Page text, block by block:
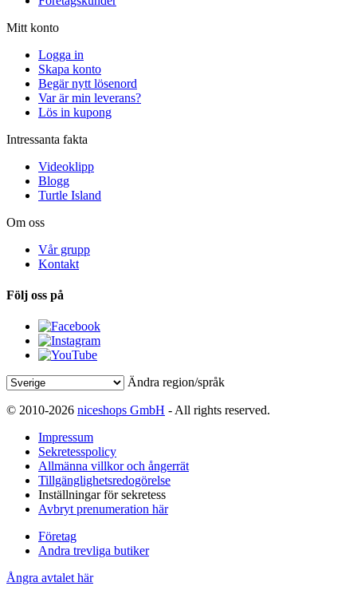
Mitt konto
Logga in
Skapa konto
Begär nytt lösenord
Var är min leverans?
Lös in kupong
Intressanta fakta
Videoklipp
Blogg
Turtle Island
Om oss
Vår grupp
Kontakt
Följ oss på
Ändra region/språk
© 2010-2026 niceshops GmbH - All rights reserved.
Impressum
Sekretesspolicy
Allmänna villkor och ångerrät
Tillgänglighetsredogörelse
Inställningar för sekretess
Avbryt prenumeration här
Företag
Andra trevliga butiker
Ångra avtalet här